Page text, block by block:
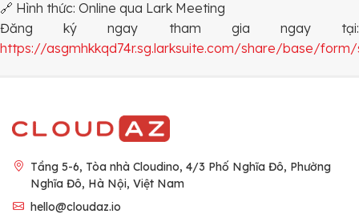
🔗 Hình thức: Online qua Lark Meeting
Đăng ký ngay tham gia ngay tại:
https://asgmhkkqd74r.sg.larksuite.com/share/base/form/
Tầng 5-6, Tòa nhà Cloudino, 4/3 Phố Nghĩa Đô, Phường
Nghĩa Đô, Hà Nội, Việt Nam
hello@cloudaz.io